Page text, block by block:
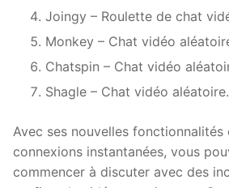
Joingy – Roulette de chat
Monkey – Chat vidéo
Chatspin – Chat vidéo
Shagle – Chat vidéo aléatoire.
Avec ses nouvelles
connexions instantanées, vous
commencer à discuter avec des